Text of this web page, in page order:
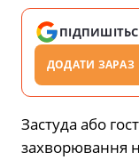
ДОДАТИ ЗАРАЗ
Застуда або
захворювання